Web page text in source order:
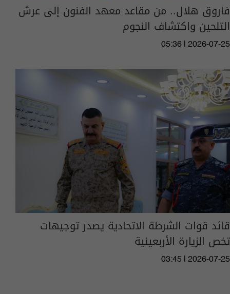
فاروق هلال.. من مقاعد معهد الفنون إلى عرش
التلحين واكتشاف النجوم
05:36 | 2026-07-25
قائد قوات الشرطة الاتحادية يصدر توجيهات
تخص الزيارة الأربعينية
03:45 | 2026-07-25